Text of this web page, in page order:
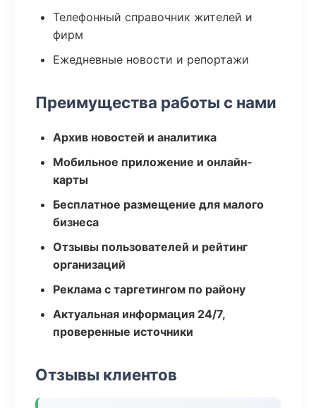
Телефонный справочник жителей и
фирм
Ежедневные новости и репортажи
Преимущества работы с нами
Архив новостей и аналитика
Мобильное приложение и онлайн-
карты
Бесплатное размещение для малого
бизнеса
Отзывы пользователей и рейтинг
организаций
Реклама с таргетингом по району
Актуальная информация 24/7,
проверенные источники
Отзывы клиентов